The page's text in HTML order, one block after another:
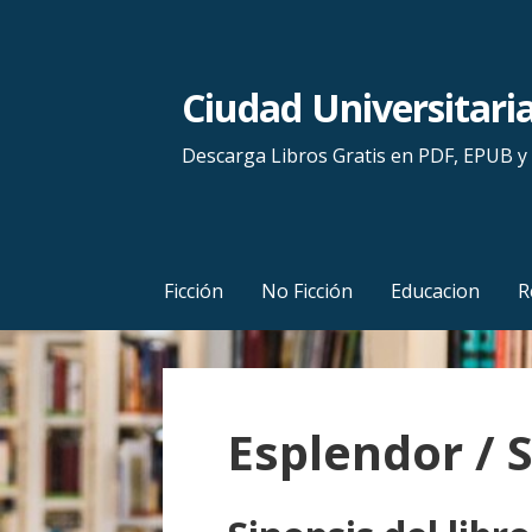
n
t
e
n
i
d
Ciudad
Descarga Libros Gratis en PDF, EPUB y
Ficción No Ficción Educacion
Esplendor /